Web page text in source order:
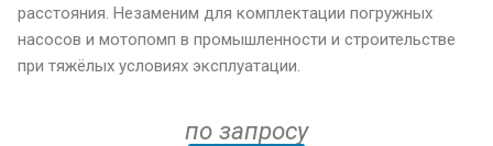
расстояния. Незаменим для комплектации погружных
насосов и мотопомп в промышленности и строительстве
при тяжёлых условиях эксплуатации.
по запросу